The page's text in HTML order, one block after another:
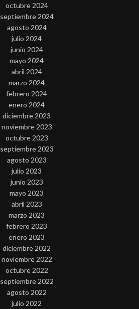
octubre 2024
septiembre 2024
agosto 2024
julio 2024
junio 2024
mayo 2024
abril 2024
marzo 2024
febrero 2024
enero 2024
diciembre 2023
noviembre 2023
octubre 2023
septiembre 2023
agosto 2023
julio 2023
junio 2023
mayo 2023
abril 2023
marzo 2023
febrero 2023
enero 2023
diciembre 2022
noviembre 2022
octubre 2022
septiembre 2022
agosto 2022
julio 2022